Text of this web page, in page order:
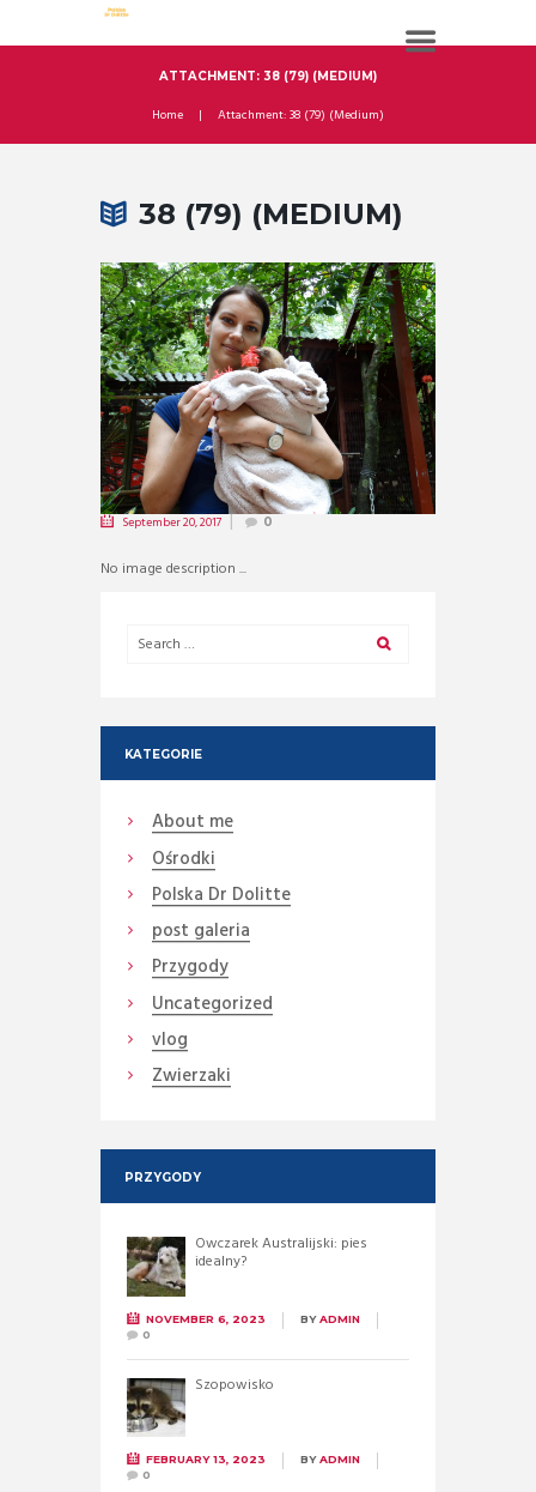
ATTACHMENT: 38 (79) (MEDIUM)
Home Attachment: 38 (79) (Medium)
38 (79) (MEDIUM)
September 20, 2017 0
No image description ...
KATEGORIE
About me
Ośrodki
Polska Dr Dolitte
post galeria
Przygody
Uncategorized
vlog
Zwierzaki
PRZYGODY
Owczarek Australijski: pies
idealny?
NOVEMBER 6, 2023 BYADMIN
0
Szopowisko
FEBRUARY 13, 2023 BYADMIN
0